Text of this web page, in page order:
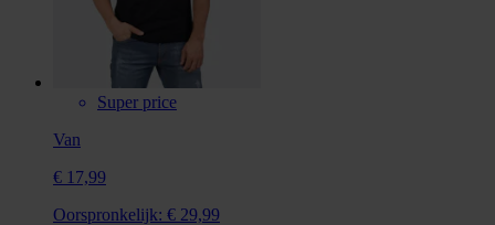
Super price
Van
€ 17,99
Oorspronkelijk: € 29,99